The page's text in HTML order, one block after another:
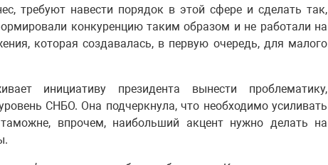
требуют навести порядок в этой сфере и сделать так,
конкуренцию таким образом и не работали на
которая создавалась, в первую очередь, для малого
инициативу президента вынести проблематику,
СНБО. Она подчеркнула, что необходимо усиливать
впрочем, наибольший акцент нужно делать на